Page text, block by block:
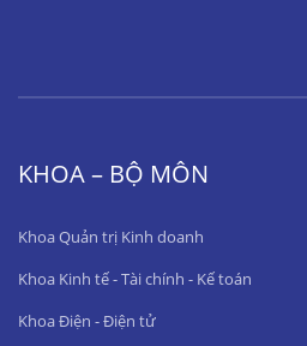
KHOA – BỘ MÔN
Khoa Quản trị Kinh doanh
Khoa Kinh tế - Tài chính - Kế toán
Khoa Điện - Điện tử